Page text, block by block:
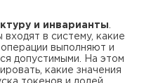
и инварианты .
в систему, какие
выполняют и
допустимыми. На этом
какие значения